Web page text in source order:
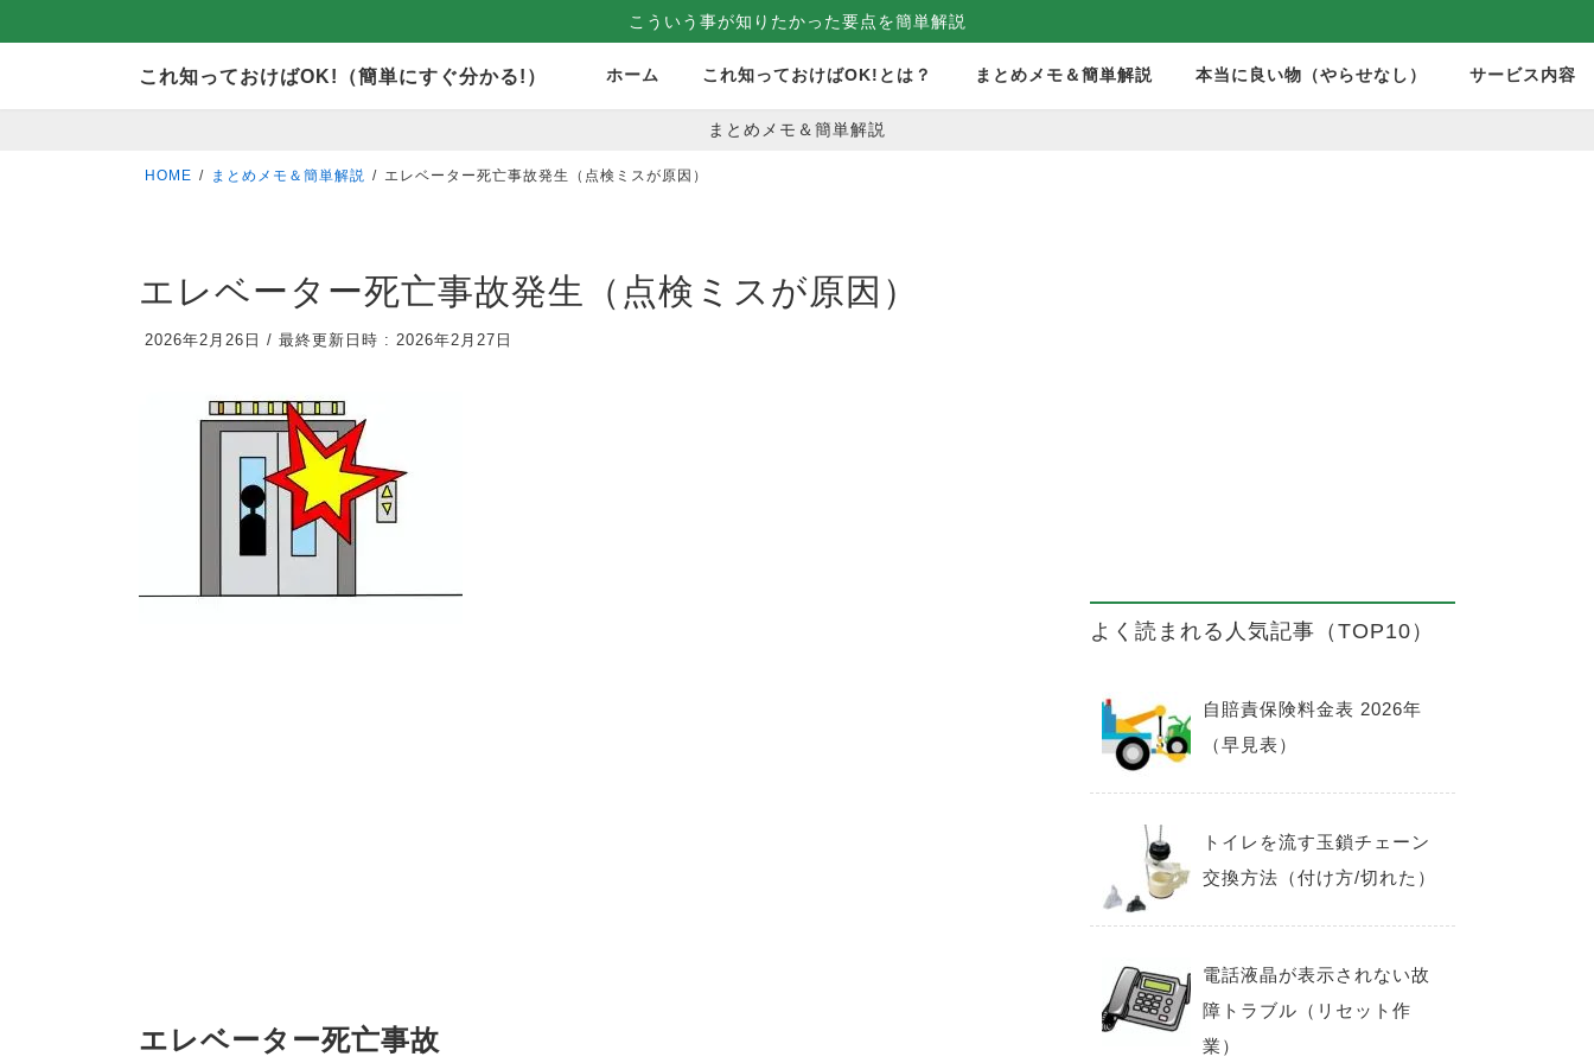
こういう事が知りたかった要点を簡単解説
これ知っておけばOK!（簡単にすぐ分かる!） ホーム これ知っておけばOK!とは？ まとめメモ＆簡単解説 本当に良い物（やらせなし） サービス内容
まとめメモ＆簡単解説
HOME まとめメモ＆簡単解説 エレベーター死亡事故発生（点検ミスが原因）
エレベーター死亡事故発生（点検ミスが原因）
2026年2月26日 /最終更新日時 : 2026年2月27日
エレベーター死亡事故
よく読まれる人気記事（TOP10）
自賠責保険料金表 2026年
（早見表）
トイレを流す玉鎖チェーン
交換方法（付け方/切れた）
電話液晶が表示されない故
障トラブル（リセット作
業）